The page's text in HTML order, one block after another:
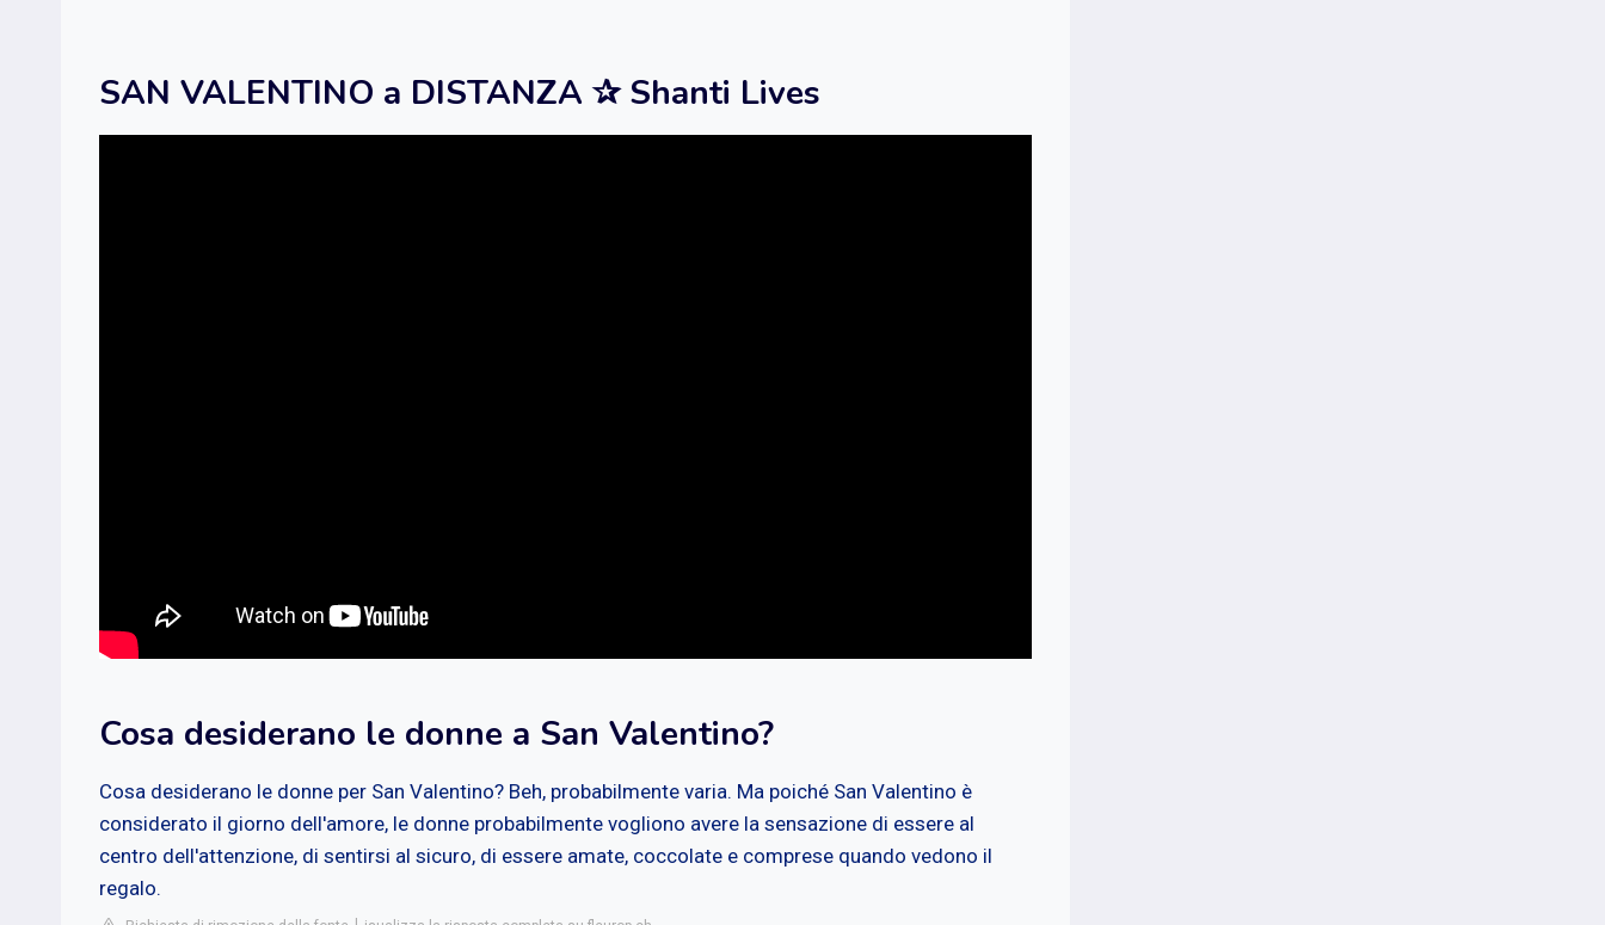
SAN VALENTINO a DISTANZA ✰ Shanti Lives
Cosa desiderano le donne a San Valentino?
Cosa desiderano le donne per San Valentino? Beh, probabilmente varia. Ma poiché San Valentino è
considerato il giorno dell'amore, le donne probabilmente vogliono avere la sensazione di essere al
centro dell'attenzione, di sentirsi al sicuro, di essere amate, coccolate e comprese quando vedono il
regalo.